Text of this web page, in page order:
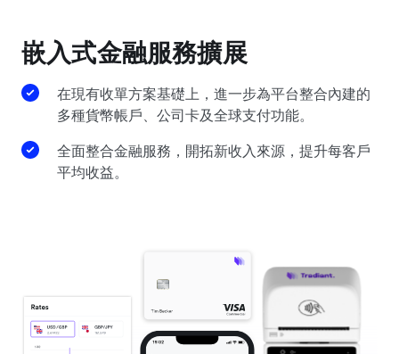
嵌入式金融服務擴展
在現有收單方案基礎上，進一步為平台整合內建的
多種貨幣帳戶、公司卡及全球支付功能。
全面整合金融服務，開拓新收入來源，提升每客戶
平均收益。